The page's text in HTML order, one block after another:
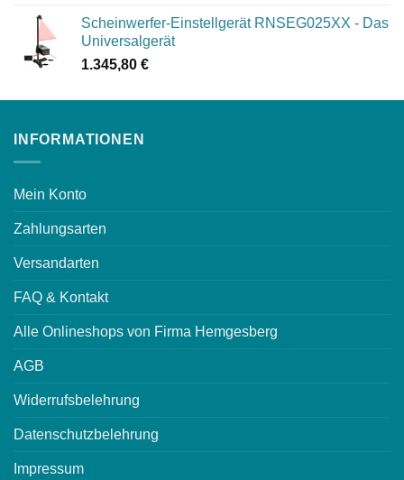
Scheinwerfer-Einstellgerät RNSEG025XX - Das
Universalgerät
1.345,80 €
INFORMATIONEN
Mein Konto
Zahlungsarten
Versandarten
FAQ & Kontakt
Alle Onlineshops von Firma Hemgesberg
AGB
Widerrufsbelehrung
Datenschutzbelehrung
Impressum